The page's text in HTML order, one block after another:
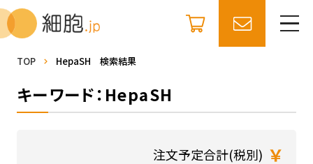
TOP HepaSH 検索結果
キーワード：HepaSH
注文予定合計(税別) ￥